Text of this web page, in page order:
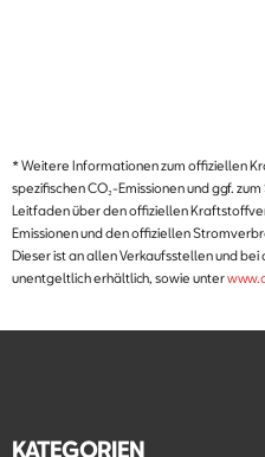
* Weitere Informationen zum offiziellen
spezifischen CO₂-Emissionen und ggf.
Leitfaden über den offiziellen
Emissionen und den offiziellen
Dieser ist an allen Verkaufsstellen und
unentgeltlich erhältlich, sowie unter
KATEGORIEN